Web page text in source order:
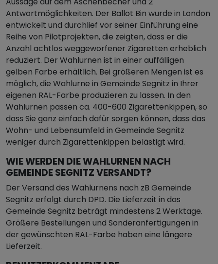
Antwortmöglichkeiten. Der Ballot Bin wurde in London
entwickelt und durchlief vor seiner Einführung eine
Reihe von Pilotprojekten, die zeigten, dass er die
Anzahl achtlos weggeworfener Zigaretten erheblich
reduziert. Der Wahlurnen ist in einer auffälligen
gelben Farbe erhältlich. Bei größeren Mengen ist es
möglich, die Wahlurne in Gemeinde Segnitz in Ihrer
eigenen RAL-Farbe produzieren zu lassen. In den
Wahlurnen passen ca. 400-600 Zigarettenkippen, so
dass Sie ganz einfach dafür sorgen können, dass das
Wohn- und Lebensumfeld in Gemeinde Segnitz
weniger durch Zigarettenkippen belästigt wird.
WIE WERDEN DIE WAHLURNEN NACH
GEMEINDE SEGNITZ VERSANDT?
Der Versand des Wahlurnens nach zB Gemeinde
Segnitz erfolgt durch DPD. Die Lieferzeit in das
Gemeinde Segnitz beträgt mindestens 2 Werktage.
Größere Bestellungen und Sonderanfertigungen in
der gewünschten RAL-Farbe haben eine längere
Lieferzeit.